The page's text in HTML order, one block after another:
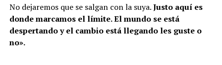
No dejaremos que se salgan con la suya.Justo aquí es
donde marcamos el límite. El mundo se está
despertando y el cambio está llegando les guste o
no».